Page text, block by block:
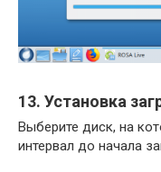
13. Установка
Выберите диск, на
интервал до начала